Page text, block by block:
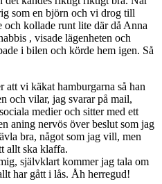
som en björn och vi drog till
och kollade runt lite där då Anna
, visade lägenheten och
i bilen och körde hem igen. Så
att vi käkat hamburgarna så han
och vilar, jag svarar på mail,
medier och sitter med ett
aning nervös över beslut som jag
bra, något som jag vill, men
allt ska klaffa.
självklart kommer jag tala om
har gått i lås. Åh herregud!